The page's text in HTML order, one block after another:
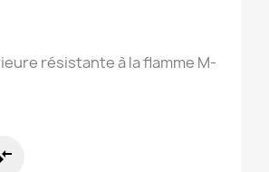
résistante à la flamme M-